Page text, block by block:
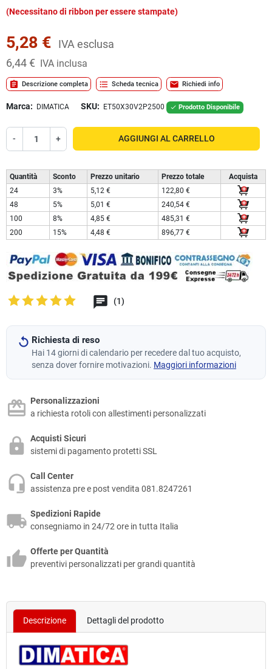
(Necessitano di ribbon per essere stampate)
5,28 €
IVA esclusa
6,44 €
IVA inclusa
assignment Descrizione completa format_list_bulleted Scheda tecnica mail Richiedi info
Marca: DIMATICA SKU: ET50X30V2P2500  Prodotto Disponibile
- + AGGIUNGI AL CARRELLO
Quantità Sconto Prezzo unitario Prezzo totale
Acquista
24
3% 5,12 €
122,80 €
48
5% 5,01 €
240,54 €
100
8% 4,85 €
485,31 €
200
15% 4,48 € 896,77 €
(1)
Richiesta di reso
Hai 14 giorni di calendario per recedere dal tuo acquisto,
senza dover fornire motivazioni. Maggiori informazioni
Personalizzazioni
a richiesta rotoli con allestimenti personalizzati
Acquisti Sicuri
sistemi di pagamento protetti SSL
Call Center
assistenza pre e post vendita 081.8247261
Spedizioni Rapide
consegniamo in 24/72 ore in tutta Italia
Offerte per Quantità
preventivi personalizzati per grandi quantità
Descrizione Dettagli del prodotto